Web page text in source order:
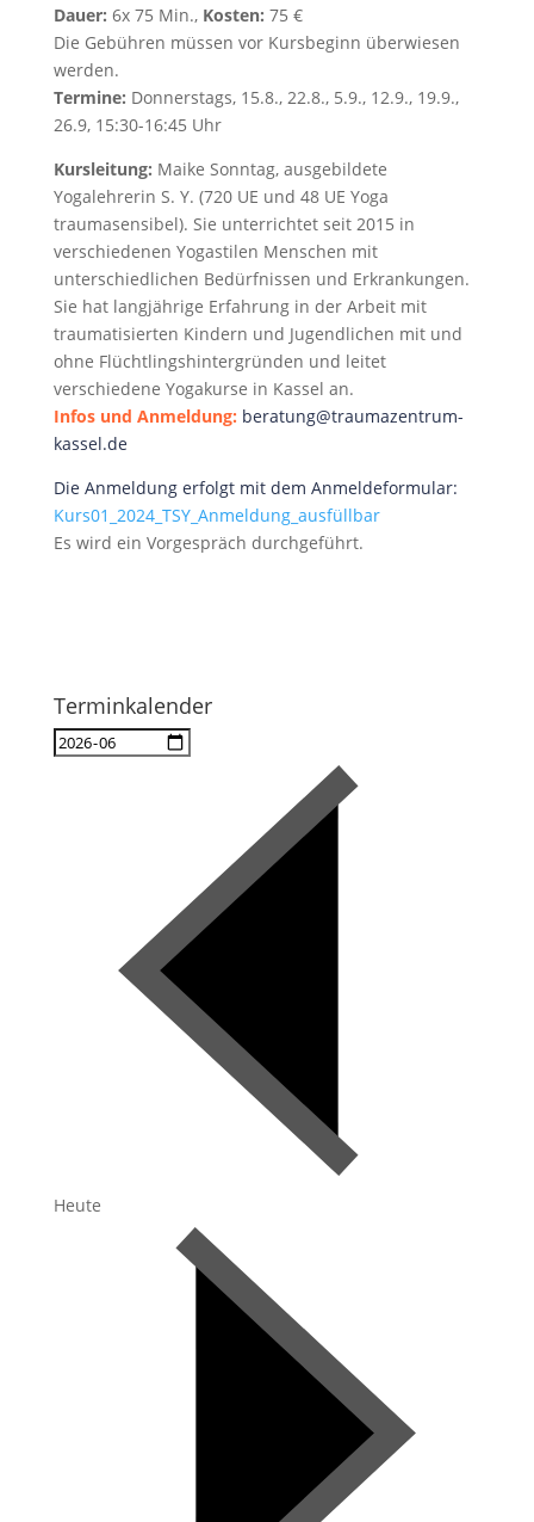
Dauer: 6x 75 Min., Kosten: 75 €
Die Gebühren müssen vor Kursbeginn überwiesen
werden.
Termine: Donnerstags, 15.8., 22.8., 5.9., 12.9., 19.9.,
26.9, 15:30-16:45 Uhr
Kursleitung: Maike Sonntag, ausgebildete
Yogalehrerin S. Y. (720 UE und 48 UE Yoga
traumasensibel). Sie unterrichtet seit 2015 in
verschiedenen Yogastilen Menschen mit
unterschiedlichen Bedürfnissen und Erkrankungen.
Sie hat langjährige Erfahrung in der Arbeit mit
traumatisierten Kindern und Jugendlichen mit und
ohne Flüchtlingshintergründen und leitet
verschiedene Yogakurse in Kassel an.
Infos und Anmeldung: beratung@traumazentrum-
kassel.de
Die Anmeldung erfolgt mit dem Anmeldeformular:
Kurs01_2024_TSY_Anmeldung_ausfüllbar
Es wird ein Vorgespräch durchgeführt.
Terminkalender
Heute